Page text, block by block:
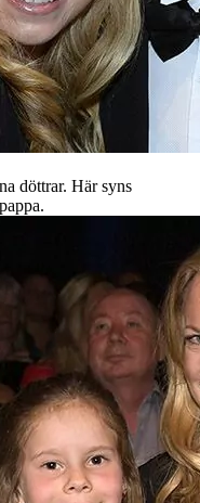
döttrar. Här syns